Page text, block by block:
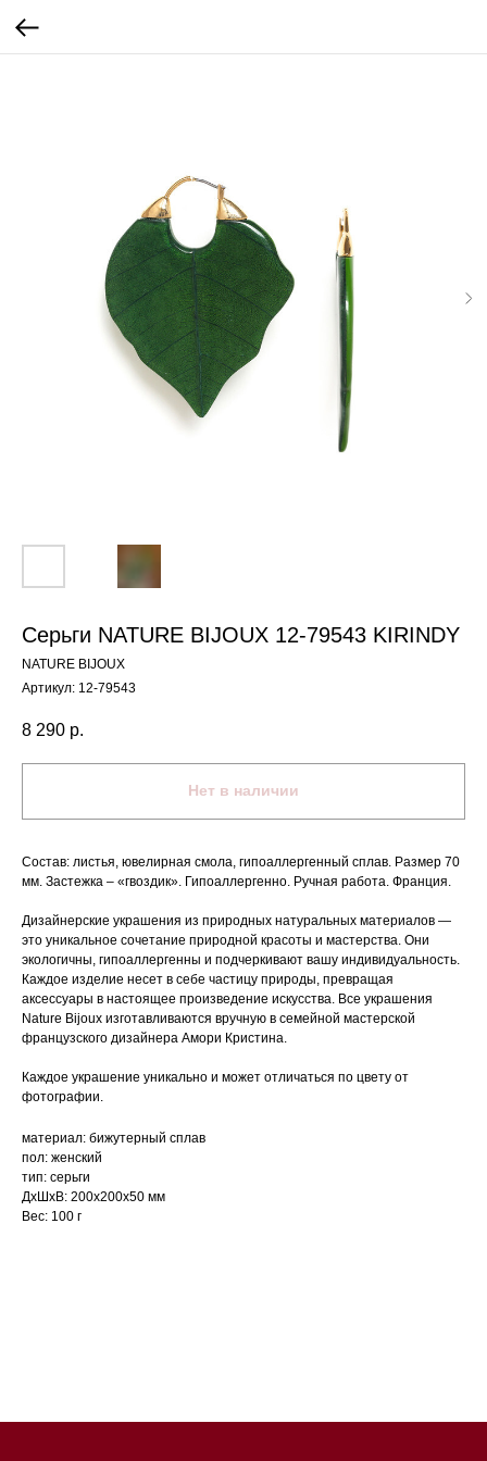
Серьги NATURE BIJOUX 12-79543 KIRINDY
NATURE BIJOUX
Артикул: 12-79543
8 290 р.
Нет в наличии
Состав: листья, ювелирная смола, гипоаллергенный сплав. Размер 70
мм. Застежка – «гвоздик». Гипоаллергенно. Ручная работа. Франция.
Дизайнерские украшения из природных натуральных материалов —
это уникальное сочетание природной красоты и мастерства. Они
экологичны, гипоаллергенны и подчеркивают вашу индивидуальность.
Каждое изделие несет в себе частицу природы, превращая
аксессуары в настоящее произведение искусства. Все украшения
Nature Bijoux изготавливаются вручную в семейной мастерской
французского дизайнера Амори Кристина.
Каждое украшение уникально и может отличаться по цвету от
фотографии.
материал: бижутерный сплав
пол: женский
тип: серьги
ДxШxВ: 200x200x50 мм
Вес: 100 г